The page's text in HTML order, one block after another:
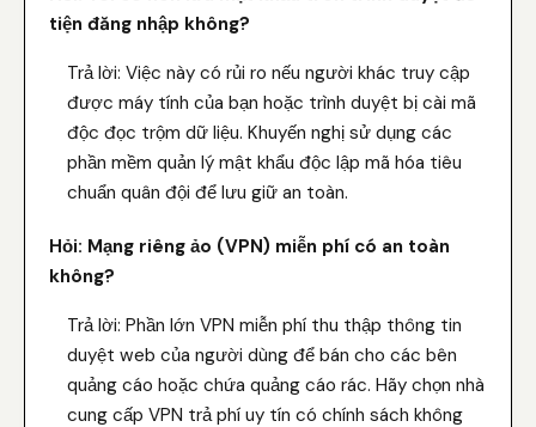
tiện đăng nhập không?
Trả lời: Việc này có rủi ro nếu người khác truy cập
được máy tính của bạn hoặc trình duyệt bị cài mã
độc đọc trộm dữ liệu. Khuyến nghị sử dụng các
phần mềm quản lý mật khẩu độc lập mã hóa tiêu
chuẩn quân đội để lưu giữ an toàn.
Hỏi: Mạng riêng ảo (VPN) miễn phí có an toàn
không?
Trả lời: Phần lớn VPN miễn phí thu thập thông tin
duyệt web của người dùng để bán cho các bên
quảng cáo hoặc chứa quảng cáo rác. Hãy chọn nhà
cung cấp VPN trả phí uy tín có chính sách không